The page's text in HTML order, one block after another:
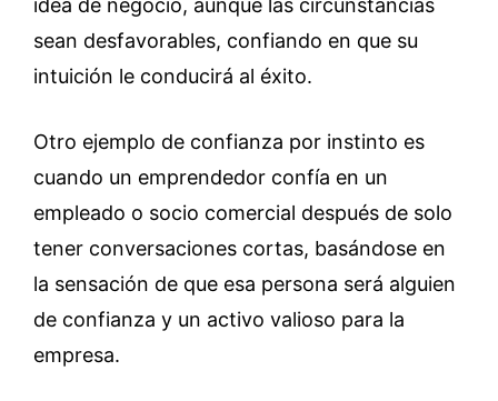
idea de negocio, aunque las circunstancias
sean desfavorables, confiando en que su
intuición le conducirá al éxito.
Otro ejemplo de confianza por instinto es
cuando un emprendedor confía en un
empleado o socio comercial después de solo
tener conversaciones cortas, basándose en
la sensación de que esa persona será alguien
de confianza y un activo valioso para la
empresa.